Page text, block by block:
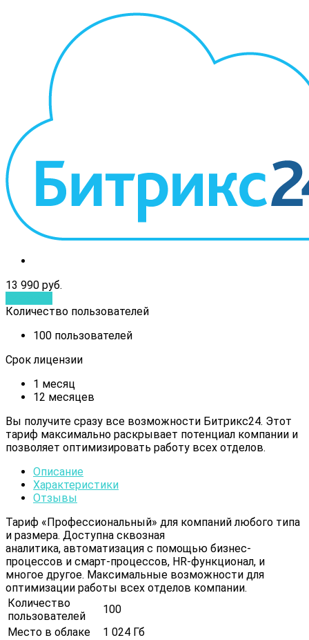
13 990 руб.
Количество пользователей
100 пользователей
Срок лицензии
1 месяц
12 месяцев
Вы получите сразу все возможности Битрикс24. Этот
тариф максимально раскрывает потенциал компании и
позволяет оптимизировать работу всех отделов.
Описание
Характеристики
Отзывы
Тариф «Профессиональный» для компаний любого типа
и размера. Доступна сквозная
аналитика, автоматизация с помощью бизнес-
процессов и смарт-процессов, HR-функционал, и
многое другое. Максимальные возможности для
оптимизации работы всех отделов компании.
Количество
пользователей
100
Место в облаке
1 024 Гб